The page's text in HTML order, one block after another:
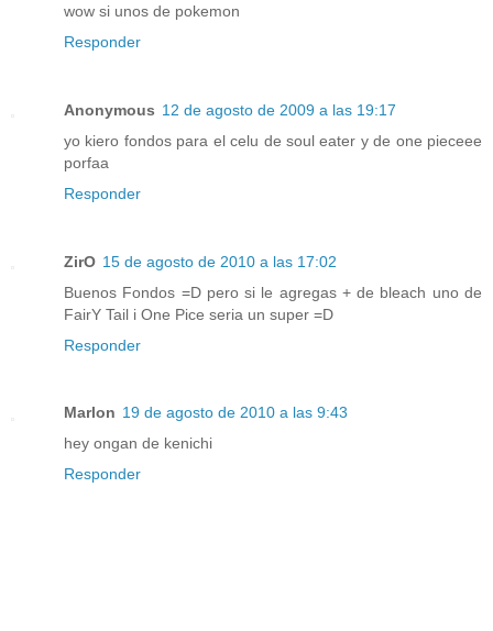
wow si unos de pokemon
Responder
Anonymous 12 de agosto de 2009 a las 19:17
yo kiero fondos para el celu de soul eater y de one pieceee
porfaa
Responder
ZirO 15 de agosto de 2010 a las 17:02
Buenos Fondos =D pero si le agregas + de bleach uno de
FairY Tail i One Pice seria un super =D
Responder
Marlon 19 de agosto de 2010 a las 9:43
hey ongan de kenichi
Responder